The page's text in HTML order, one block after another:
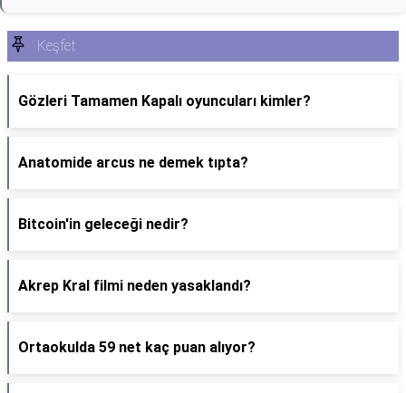
Keşfet
Gözleri Tamamen Kapalı oyuncuları kimler?
Anatomide arcus ne demek tıpta?
Bitcoin'in geleceği nedir?
Akrep Kral filmi neden yasaklandı?
Ortaokulda 59 net kaç puan alıyor?